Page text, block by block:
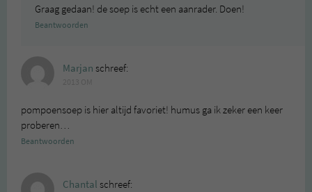
Graag gedaan! de soep is echt een aanrader. Doen!
Beantwoorden
Marjan schreef:
pompoensoep is hier altijd favoriet! humus ga ik zeker een keer
proberen…
Beantwoorden
Chantal schreef: